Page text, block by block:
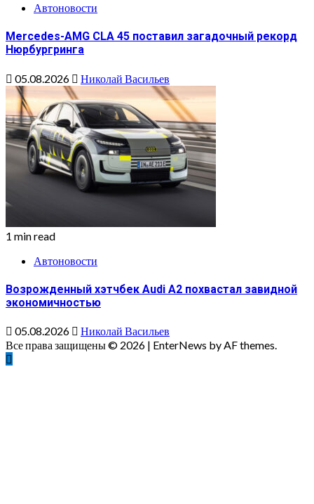
Автоновости
Mercedes-AMG CLA 45 поставил загадочный рекорд
Нюрбургринга
05.08.2026 Николай Васильев
1 min read
Автоновости
Возрожденный хэтчбек Audi A2 похвастал завидной
экономичностью
05.08.2026
Николай Васильев
Все права защищены © 2026 | EnterNews by AF themes.